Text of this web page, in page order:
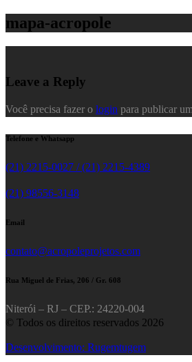
mapa-acropole
Leave a Reply
Você precisa fazer o login para publicar
Telefone e Whatsapp
(21) 2215-0027 / (21) 2215-4389
(21) 98556-3148
Email
contato@acropoleprojetos.com
Rua Miguel de Frias, 206 / Gr. 608
Niterói – RJ – CEP.: 24220-004
© Todos os direitos reservados 2026
Desenvolvimento: Rugemtugem